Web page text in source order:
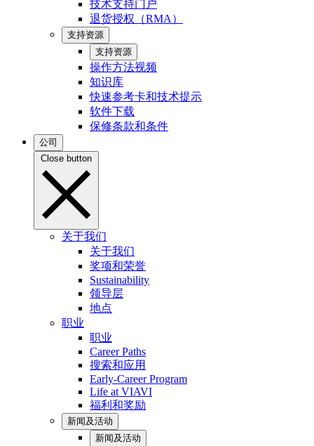
技术支持门户
退货授权（RMA）
支持资源
支持资源
操作方法视频
知识库
快速参考卡和技术提示
软件下载
保修条款和条件
公司
Close button
关于我们
关于我们
奖项和荣誉
Sustainability
领导层
地点
职业
职业
Career Paths
搜索和应用
Early-Career Program
Life at VIAVI
福利和奖励
新闻及活动
新闻及活动